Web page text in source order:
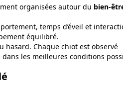
organisées autour du bien-
temps d’éveil et
équilibré.
hasard. Chaque chiot est observé
les meilleures conditions